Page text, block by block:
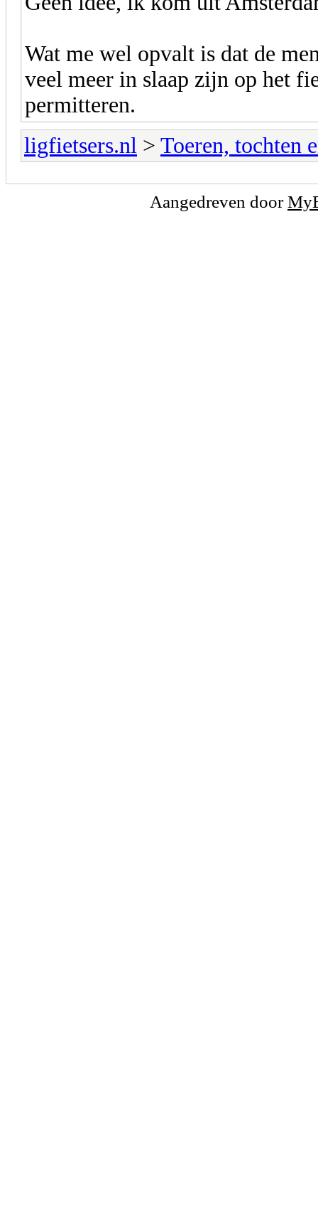
Wat me wel opvalt is dat de
veel meer in slaap zijn op het
permitteren.
ligfietsers.nl > Toeren, tochten
Aangedreven door